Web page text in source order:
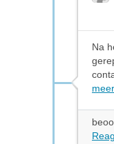
Na
meer